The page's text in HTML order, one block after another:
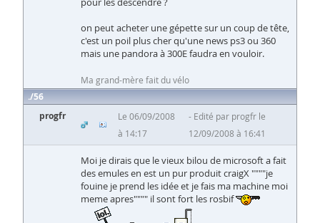
on peut acheter une gépette sur un coup de tête,
c'est un poil plus cher qu'une news ps3 ou 360
mais une pandora à 300E faudra en vouloir.
Ma grand-mère fait du vélo
56
progfr
Le 06/09/2008
à 14:17
Edité par progfr le
12/09/2008 à 16:41
Moi je dirais que le vieux bilou de microsoft a fait
des emules en est un pur produit craigX """"je
fouine je prend les idée et je fais ma machine moi
meme apres"""" il sont fort les rosbif